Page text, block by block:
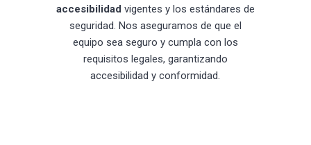
accesibilidad vigentes y los estándares de
seguridad. Nos aseguramos de que el
equipo sea seguro y cumpla con los
requisitos legales, garantizando
accesibilidad y conformidad.